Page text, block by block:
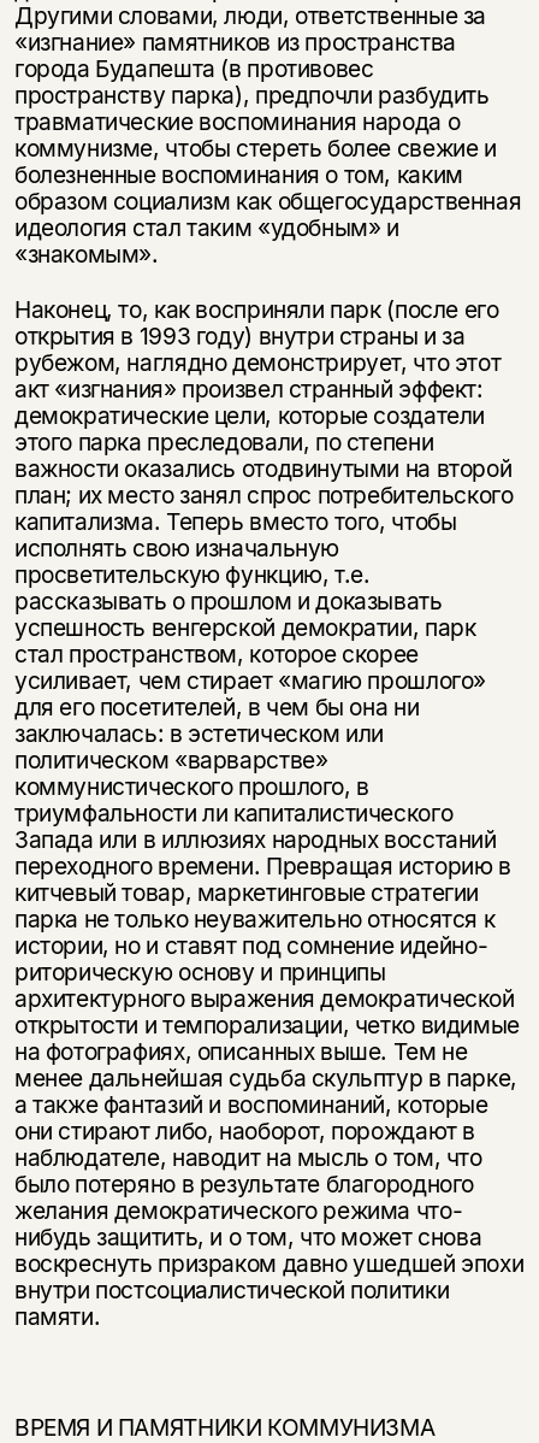
Другими словами, люди, ответственные за
«изгнание» памятников из про­странства
города Будапешта (в противовес
пространству парка), предпочли разбудить
травматические воспоминания народа о
коммунизме, чтобы стереть более свежие и
болезненные воспоминания о том, каким
образом социализм как общегосударственная
идеология стал таким «удобным» и
«знакомым».
Наконец, то, как восприняли парк (после его
открытия в 1993 году) внутри страны и за
рубежом, наглядно демонстрирует, что этот
акт «изгнания» про­извел странный эффект:
демократические цели, которые создатели
этого парка преследовали, по степени
важности оказались отодвинутыми на второй
план; их место занял спрос потребительского
капитализма. Теперь вместо того, чтобы
исполнять свою изначальную
просветительскую функцию, т.е.
рассказывать о прошлом и доказывать
успешность венгерской демократии, парк
стал пространством, которое скорее
усиливает, чем стирает «магию про­шлого»
для его посетителей, в чем бы она ни
заключалась: в эстетическом или
политическом «варварстве»
коммунистического прошлого, в
триумфальности ли капиталистического
Запада или в иллюзиях народных восстаний
переходного времени. Превращая историю в
китчевый товар, маркетинговые стратегии
парка не только неуважительно относятся к
истории, но и ставят под сомнение идейно-
риторическую основу и принципы
архитектурного вы­ражения демократической
открытости и темпорализации, четко видимые
на фотографиях, описанных выше. Тем не
менее дальнейшая судьба скульптур в парке,
а также фантазий и воспоминаний, которые
они стирают либо, наоборот, порождают в
наблюдателе, наводит на мысль о том, что
было потеря­но в результате благородного
желания демократического режима что-
нибудь защитить, и о том, что может снова
воскреснуть призраком давно ушедшей эпохи
внутри постсоциалистической политики
памяти.
ВРЕМЯ И ПАМЯТНИКИ КОММУНИЗМА